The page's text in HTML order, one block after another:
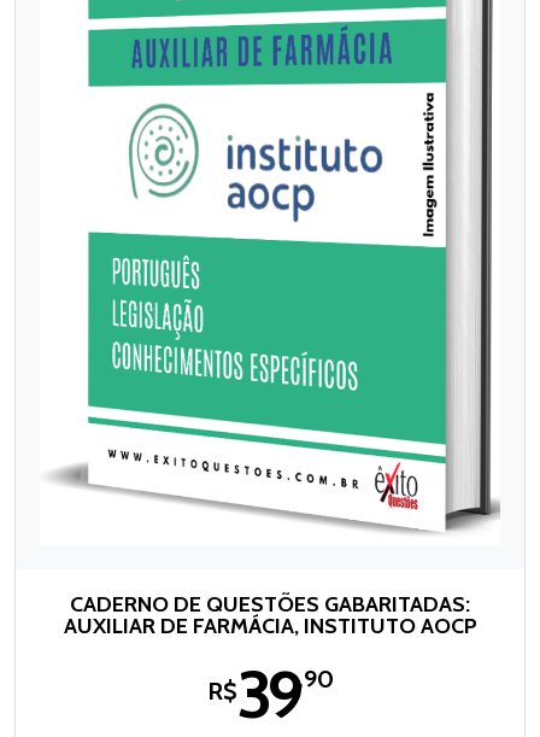
CADERNO DE QUESTÕES GABARITADAS:
AUXILIAR DE FARMÁCIA, INSTITUTO AOCP
R$39,90